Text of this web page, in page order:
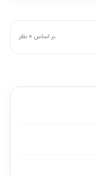
بر اساس 0 نظر